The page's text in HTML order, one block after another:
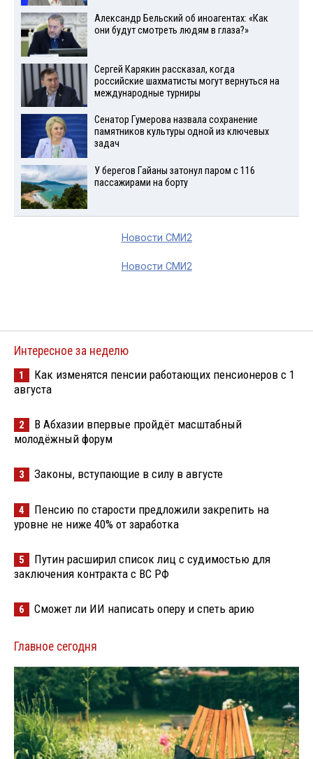
Александр Бельский об иноагентах: «Как
они будут смотреть людям в глаза?»
Сергей Карякин рассказал, когда
российские шахматисты могут вернуться на
международные турниры
Сенатор Гумерова назвала сохранение
памятников культуры одной из ключевых
задач
У берегов Гайаны затонул паром с 116
пассажирами на борту
Новости СМИ2
Новости СМИ2
Интересное за неделю
1
Как изменятся пенсии работающих пенсионеров с 1
августа
2
В Абхазии впервые пройдёт масштабный
молодёжный форум
3 Законы, вступающие в силу в августе
4
Пенсию по старости предложили закрепить на
уровне не ниже 40% от заработка
5
Путин расширил список лиц с судимостью для
заключения контракта с ВС РФ
6 Сможет ли ИИ написать оперу и спеть арию
Главное сегодня